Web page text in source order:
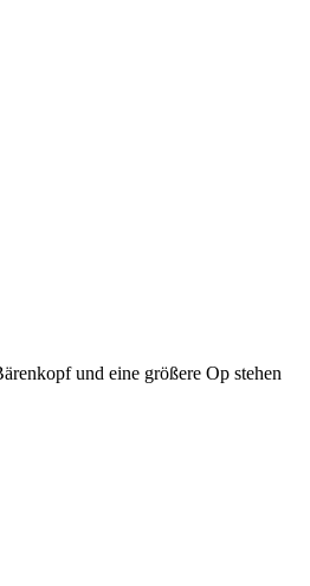
und eine größere Op stehen